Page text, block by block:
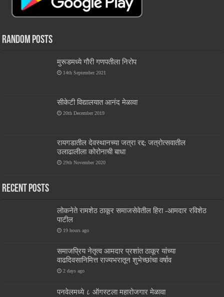
Random Posts
मुरूडमध्ये गौरी गणपतीला निरोप
14th September 2021
सीकेटी विद्यालयात आनंद मेळावा
20th December 2019
रायगडातील देवस्थानच्या जत्रा रद्द; जत्रोत्सवातील
उलाढालीला कोरोनाची बाधा
29th November 2020
Recent Posts
लोकनेते रामशेठ ठाकूर समाजसेवेतील हिरा -आमदार रविशेठ
पाटील
19 hours ago
समाजप्रिय नेतृत्व आमदार प्रशांत ठाकूर यांच्या
वाढदिवसानिमित्त राज्यभरातून शुभेच्छांचा वर्षाव
2 days ago
पनवेलमध्ये ८ ऑगस्टला महारोजगार मेळावा